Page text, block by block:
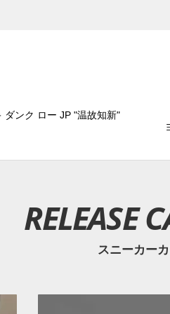
ダンク ロー JP "温故知新"
RELEASE
スニーカー